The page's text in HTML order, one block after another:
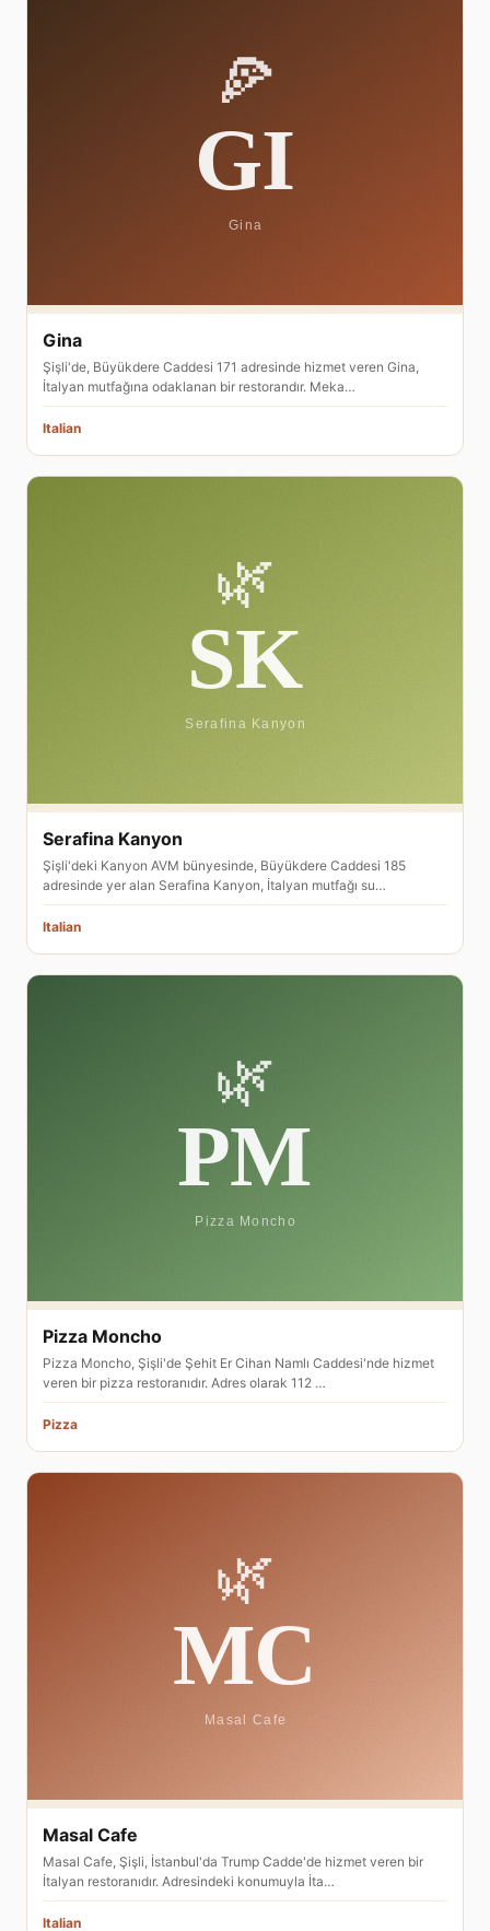
Gina
Şişli'de, Büyükdere Caddesi 171 adresinde hizmet veren Gina,
İtalyan mutfağına odaklanan bir restorandır. Meka…
Italian
Serafina Kanyon
Şişli'deki Kanyon AVM bünyesinde, Büyükdere Caddesi 185
adresinde yer alan Serafina Kanyon, İtalyan mutfağı su…
Italian
Pizza Moncho
Pizza Moncho, Şişli'de Şehit Er Cihan Namlı Caddesi'nde hizmet
veren bir pizza restoranıdır. Adres olarak 112 …
Pizza
Masal Cafe
Masal Cafe, Şişli, İstanbul'da Trump Cadde'de hizmet veren bir
İtalyan restoranıdır. Adresindeki konumuyla İta…
Italian